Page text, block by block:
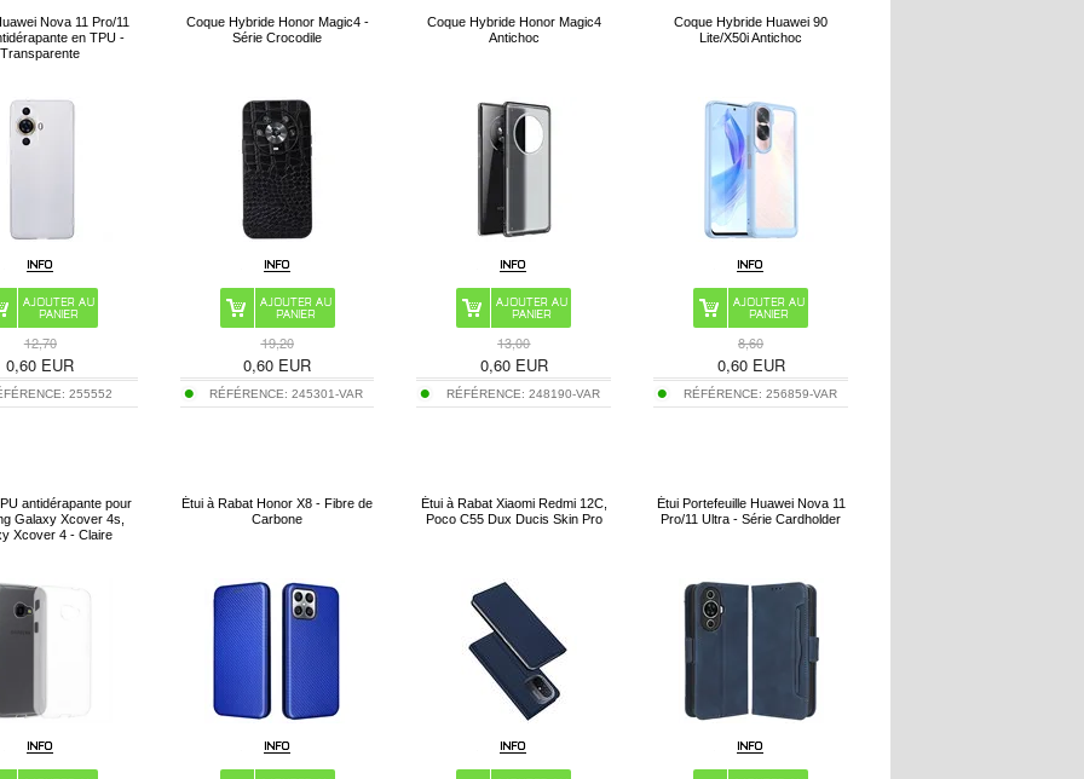
Nova 11 Pro/11
en TPU -
Transparente
12,70
0,60 EUR
255552
Coque Hybride Honor Magic4 -
Série Crocodile
19,20
0,60 EUR
RÉFÉRENCE:245301-VAR
Coque Hybride Honor Magic4
Antichoc
13,00
0,60EUR
RÉFÉRENCE: 248190-VAR
Coque Hybride Huawei 90
Lite/X50i Antichoc
8,60
0,60EUR
RÉFÉRENCE: 256859-VAR
antidérapante pour
Galaxy Xcover 4s,
Xcover 4 - Claire
Étui à Rabat Honor X8 - Fibre de
Carbone
Étui à Rabat Xiaomi Redmi 12C,
Poco C55 Dux Ducis Skin Pro
Étui Portefeuille Huawei Nova 11
Pro/11 Ultra - Série Cardholder